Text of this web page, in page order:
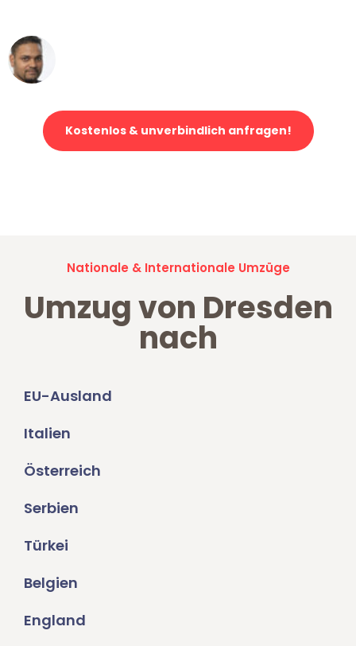
Kostenlos & unverbindlich anfragen!
Nationale & Internationale Umzüge
Umzug von Dresden
nach
EU-Ausland
Italien
Österreich
Serbien
Türkei
Belgien
England